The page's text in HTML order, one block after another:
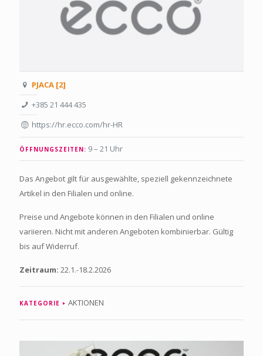
PJACA [2]
+385 21 444 435
https://hr.ecco.com/hr-HR
ÖFFNUNGSZEITEN: 9 – 21 Uhr
Das Angebot gilt für ausgewählte, speziell gekennzeichnete
Artikel in den Filialen und online.
Preise und Angebote können in den Filialen und online
variieren. Nicht mit anderen Angeboten kombinierbar. Gültig
bis auf Widerruf.
Zeitraum: 22.1.-18.2.2026
KATEGORIE AKTIONEN